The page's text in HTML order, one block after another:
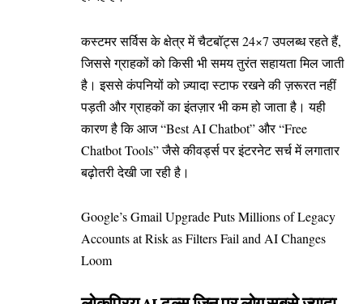
कस्टमर सर्विस के क्षेत्र में चैटबॉट्स 24×7 उपलब्ध रहते हैं,
जिससे ग्राहकों को किसी भी समय तुरंत सहायता मिल जाती
है। इससे कंपनियों को ज़्यादा स्टाफ रखने की ज़रूरत नहीं
पड़ती और ग्राहकों का इंतज़ार भी कम हो जाता है। यही
कारण है कि आज “Best AI Chatbot” और “Free
Chatbot Tools” जैसे कीवर्ड्स पर इंटरनेट सर्च में लगातार
बढ़ोतरी देखी जा रही है।
Google’s Gmail Upgrade Puts Millions of Legacy
Accounts at Risk as Filters Fail and AI Changes
Loom